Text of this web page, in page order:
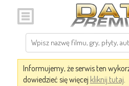
Informujemy, że serwis ten
dowiedzieć się więcej kliknij tutaj.